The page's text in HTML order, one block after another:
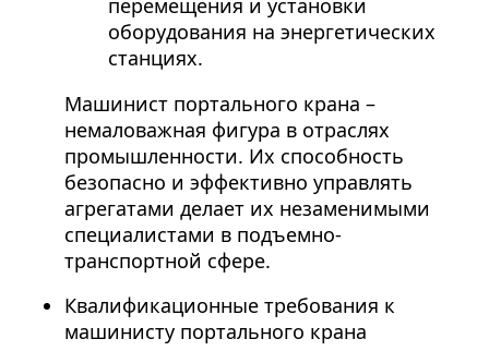
оборудования на энергетических
станциях.
Машинист портального крана –
немаловажная фигура в отраслях
промышленности. Их способность
безопасно и эффективно управлять
агрегатами делает их незаменимыми
специалистами в подъемно-
транспортной сфере.
Квалификационные требования к
машинисту портального крана